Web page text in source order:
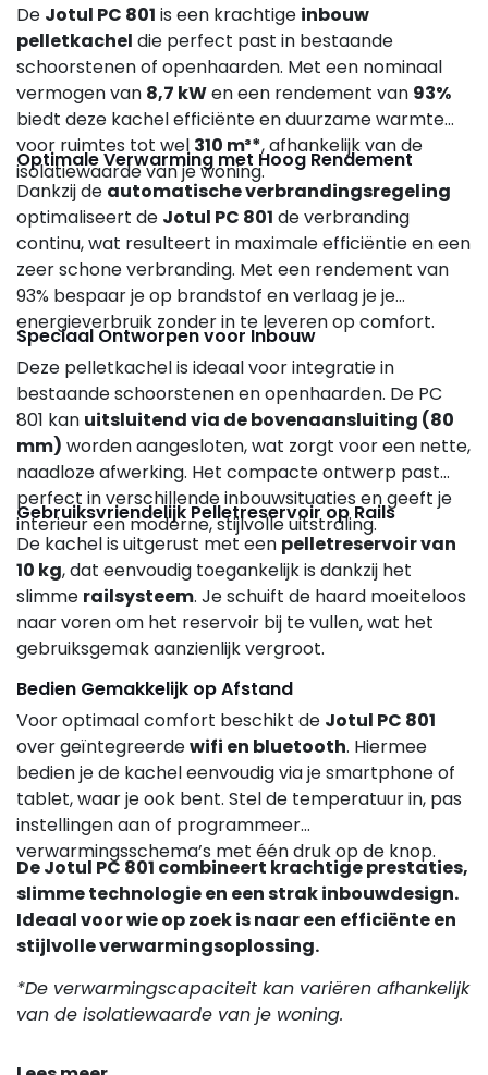
De Jotul PC 801 is een krachtige inbouw
pelletkachel die perfect past in bestaande
schoorstenen of openhaarden. Met een nominaal
vermogen van 8,7 kWen een rendement van 93%
biedt deze kachel efficiënte en duurzame warmte
voor ruimtes tot wel 310 m³*, afhankelijk van de
isolatiewaarde van je woning.
Optimale Verwarming met Hoog Rendement
Dankzij de automatische verbrandingsregeling
optimaliseert de Jotul PC 801 de verbranding
continu, wat resulteert in maximale efficiëntie en een
zeer schone verbranding. Met een rendement van
93% bespaar je op brandstof en verlaag je je
energieverbruik zonder in te leveren op comfort.
Speciaal Ontworpen voor Inbouw
Deze pelletkachel is ideaal voor integratie in
bestaande schoorstenen en openhaarden. De PC
801 kan uitsluitend via de bovenaansluiting (80
mm) worden aangesloten, wat zorgt voor een nette,
naadloze afwerking. Het compacte ontwerp past
perfect in verschillende inbouwsituaties en geeft je
interieur een moderne, stijlvolle uitstraling.
Gebruiksvriendelijk Pelletreservoir op Rails
De kachel is uitgerust met een pelletreservoir van
10 kg, dat eenvoudig toegankelijk is dankzij het
slimme railsysteem. Je schuift de haard moeiteloos
naar voren om het reservoir bij te vullen, wat het
gebruiksgemak aanzienlijk vergroot.
Bedien Gemakkelijk op Afstand
Voor optimaal comfort beschikt de Jotul PC 801
over geïntegreerdewifi en bluetooth. Hiermee
bedien je de kachel eenvoudig via je smartphone of
tablet, waar je ook bent. Stel de temperatuur in, pas
instellingen aan of programmeer
verwarmingsschema’s met één druk op de knop.
De Jotul PC 801 combineert krachtige prestaties,
slimme technologie en een strak inbouwdesign.
Ideaal voor wie op zoek is naar een efficiënte en
stijlvolle verwarmingsoplossing.
*De verwarmingscapaciteit kan variëren afhankelijk
van de isolatiewaarde van je woning.